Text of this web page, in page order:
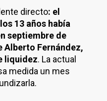
directo: el
13 años había
septiembre de
Alberto Fernández,
liquidez. La actual
medida un mes